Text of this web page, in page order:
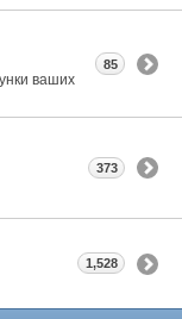
ваших
85
373
1,528